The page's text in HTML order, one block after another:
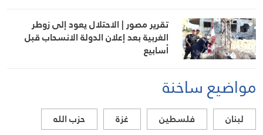
تقرير مصور | الاحتلال يعود إلى زوطر
الغربية بعد إعلان الدولة الانسحاب قبل
أسابيع
مواضيع ساخنة
لبنان فلسطين غزة
حزب الله